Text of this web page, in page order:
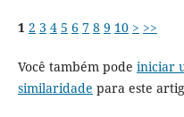
1 2 3 4 5 6 7 8 9 10 > >>
Você também pode iniciar
similaridade para este